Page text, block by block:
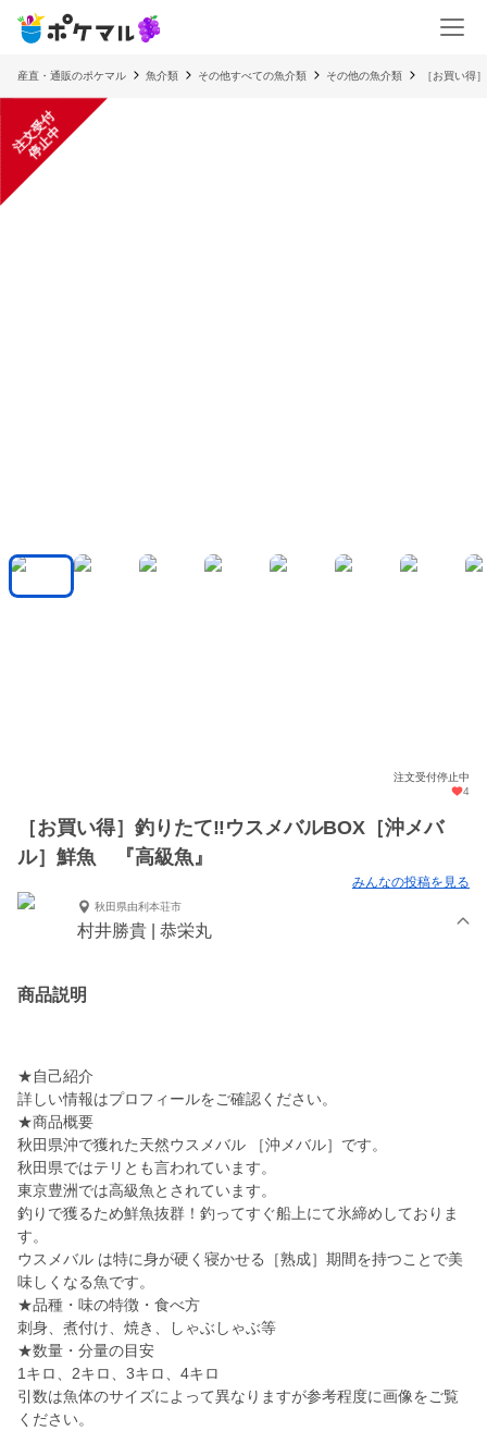
産直・通販のポケマル 魚介類 その他すべての魚介類 その他の魚介類 ［お買い得
注
文
受
付
停
止
中
注文受付停止中
4
［お買い得］釣りたて‼️ウスメバルBOX［沖メバ
ル］鮮魚 『高級魚』
みんなの投稿を見る
秋田県由利本荘市
村井勝貴 | 恭栄丸
商品説明
★自己紹介
詳しい情報はプロフィールをご確認ください。
★商品概要
秋田県沖で獲れた天然ウスメバル ［沖メバル］です。
秋田県ではテリとも言われています。
東京豊洲では高級魚とされています。
釣りで獲るため鮮魚抜群！釣ってすぐ船上にて氷締めしておりま
す。
ウスメバル は特に身が硬く寝かせる［熟成］期間を持つことで美
味しくなる魚です。
★品種・味の特徴・食べ方
刺身、煮付け、焼き、しゃぶしゃぶ等
★数量・分量の目安
1キロ、2キロ、3キロ、4キロ
引数は魚体のサイズによって異なりますが参考程度に画像をご覧
ください。